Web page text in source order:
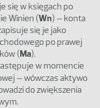
się w księgach po
Winien (Wn) – konta
się je jako
po prawej
(Ma).
w momencie
– wówczas aktywo
do zwiększenia